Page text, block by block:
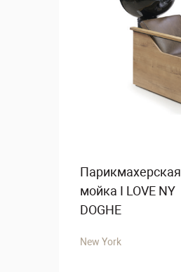
Парикмахерская
мойка I LOVE NY
DOGHE
New York